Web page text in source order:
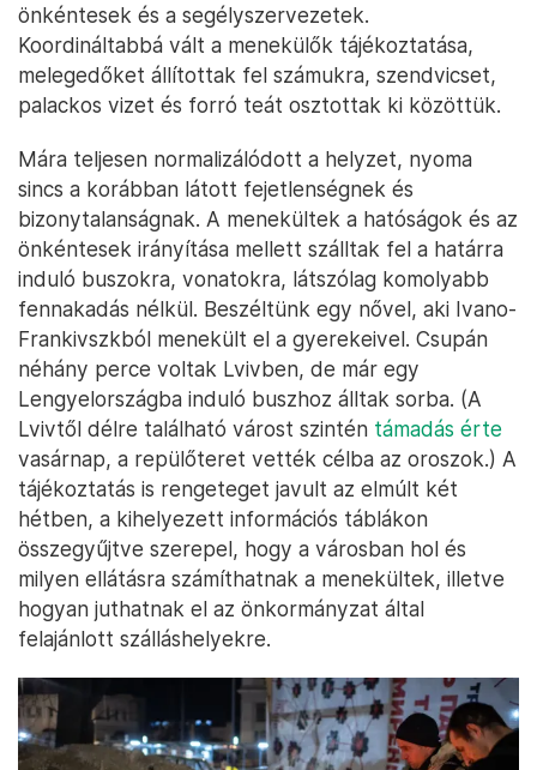
önkéntesek és a segélyszervezetek.
Koordináltabbá vált a menekülők tájékoztatása,
melegedőket állítottak fel számukra, szendvicset,
palackos vizet és forró teát osztottak ki közöttük.
Mára teljesen normalizálódott a helyzet, nyoma
sincs a korábban látott fejetlenségnek és
bizonytalanságnak. A menekültek a hatóságok és az
önkéntesek irányítása mellett szálltak fel a határra
induló buszokra, vonatokra, látszólag komolyabb
fennakadás nélkül. Beszéltünk egy nővel, aki Ivano-
Frankivszkból menekült el a gyerekeivel. Csupán
néhány perce voltak Lvivben, de már egy
Lengyelországba induló buszhoz álltak sorba. (A
Lvivtől délre található várost szintén támadás érte
vasárnap, a repülőteret vették célba az oroszok.) A
tájékoztatás is rengeteget javult az elmúlt két
hétben, a kihelyezett információs táblákon
összegyűjtve szerepel, hogy a városban hol és
milyen ellátásra számíthatnak a menekültek, illetve
hogyan juthatnak el az önkormányzat által
felajánlott szálláshelyekre.